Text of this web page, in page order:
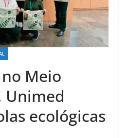
Meio
Unimed
ecológicas